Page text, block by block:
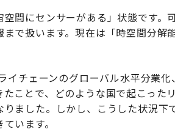
空間にセンサーがある」状態です
で扱います。現在は「時空間分解
イチェーンのグローバル水平分業
ことで、どのような国で起こった
ました。しかし、こうした状況
います。